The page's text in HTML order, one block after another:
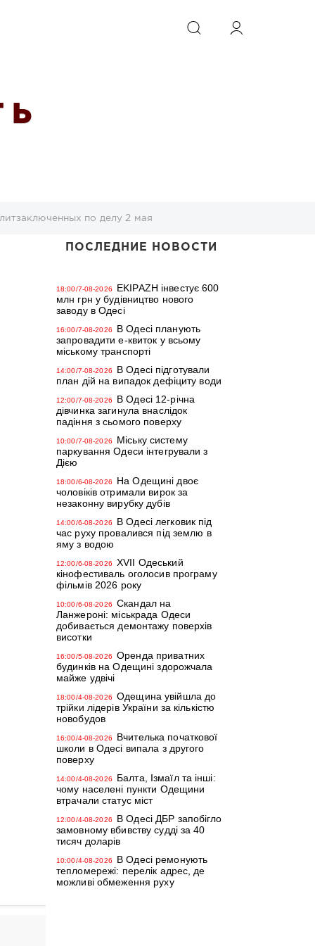
ИСКАТЬ
Ь
по делу 2 мая
ПОСЛЕДНИЕ НОВОСТИ
18:00/7-08-2026
EKIPAZH інвестує 600
млн грн у будівництво нового
заводу в Одесі
16:00/7-08-2026
В Одесі планують
запровадити е-квиток у всьому
міському транспорті
14:00/7-08-2026
В Одесі підготували
план дій на випадок дефіциту води
12:00/7-08-2026
В Одесі 12-річна
дівчинка загинула внаслідок
падіння з сьомого поверху
10:00/7-08-2026
Міську систему
паркування Одеси інтегрували з
Дією
18:00/6-08-2026
На Одещині двоє
чоловіків отримали вирок за
незаконну вирубку дубів
14:00/6-08-2026
В Одесі легковик під
час руху провалився під землю в
яму з водою
12:00/6-08-2026
XVII Одеський
кінофестиваль оголосив програму
фільмів 2026 року
10:00/6-08-2026
Скандал на
Ланжероні: міськрада Одеси
добивається демонтажу поверхів
висотки
16:00/5-08-2026
Оренда приватних
будинків на Одещині здорожчала
майже удвічі
18:00/4-08-2026
Одещина увійшла до
трійки лідерів України за кількістю
новобудов
16:00/4-08-2026
Вчителька початкової
школи в Одесі випала з другого
поверху
14:00/4-08-2026
Балта, Ізмаїл та інші:
чому населені пункти Одещини
втрачали статус міст
12:00/4-08-2026
В Одесі ДБР запобігло
замовному вбивству судді за 40
тисяч доларів
10:00/4-08-2026
В Одесі ремонують
тепломережі: перелік адрес, де
можливі обмеження руху